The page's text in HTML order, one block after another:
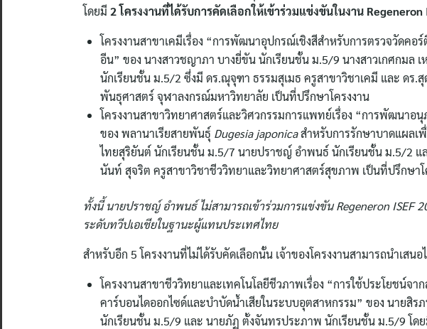
โดยมี 2 โครงงานที่ได้รับการคัดเลือกให้เข้าร่วมแข่งขันในงาน
โครงงานสาขาเคมีเรื่อง “การพัฒนาอุปกรณ์เชิงสีสำหรับการตรวจวัดค
อีน” ของ นางสาวชญาภา บางยี่ขัน นักเรียนชั้น ม.5/9 นางสาวเกศกมล
นักเรียนชั้น ม.5/2 ซึ่งมี ดร.ณุจุฑา ธรรมสุเมธ ครูสาขาวิชาเคมี และ ดร.
พันธุศาสตร์ จุฬาลงกรณ์มหาวิทยาลัย เป็นที่ปรึกษาโครงงาน
โครงงานสาขาวิทยาศาสตร์และวิศวกรรมการแพทย์เรื่อง “การพัฒนาอ
ของ พลานาเรียสายพันธุ์ Dugesia japonicaสำหรับการรักษาบาดแผลเ
ไทยสุริยันต์ นักเรียนชั้น ม.5/7 นายปราชญ์ อำพนธ์ นักเรียนชั้น ม.5/2 แ
นันท์ สุจริต ครูสาขาวิชาชีววิทยาและวิทยาศาสตร์สุขภาพ เป็นที่ปรึกษาโ
ทั้งนี้ นายปราชญ์ อำพนธ์ ไม่สามารถเข้าร่วมการแข่งขัน Regeneron ISEF
ระดับทวีปเอเชียในฐานะผู้แทนประเทศไทย
สำหรับอีก 5 โครงงานที่ไม่ได้รับคัดเลือกนั้น เจ้าของโครงงานสามารถนำเสน
โครงงานสาขาชีววิทยาและเทคโนโลยีชีวภาพเรื่อง “การใช้ประโยชน์จา
คาร์บอนไดออกไซด์และบำบัดน้ำเสียในระบบอุตสาหกรรม” ของ นายสิ
นักเรียนชั้น ม.5/9 และ นายภัฏ ตั้งจันทรประภาพ นักเรียนชั้น ม.5/9 โ